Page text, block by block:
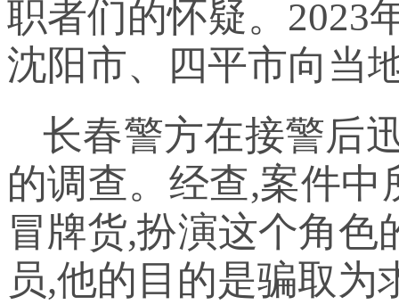
职者们的怀疑。2023
沈阳市、四平市向当
长春警方在接警后
的调查。经查,案件中
冒牌货,扮演这个角
员,他的目的是骗取为